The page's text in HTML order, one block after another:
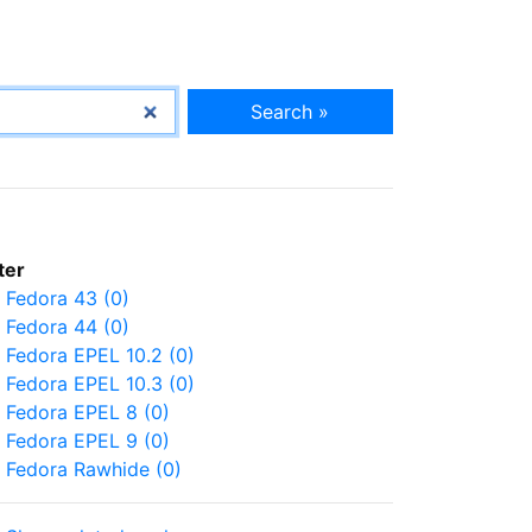
Search »
Fedora 43 (0)
Fedora 44 (0)
Fedora EPEL 10.2 (0)
Fedora EPEL 10.3 (0)
Fedora EPEL 8 (0)
Fedora EPEL 9 (0)
Fedora Rawhide (0)